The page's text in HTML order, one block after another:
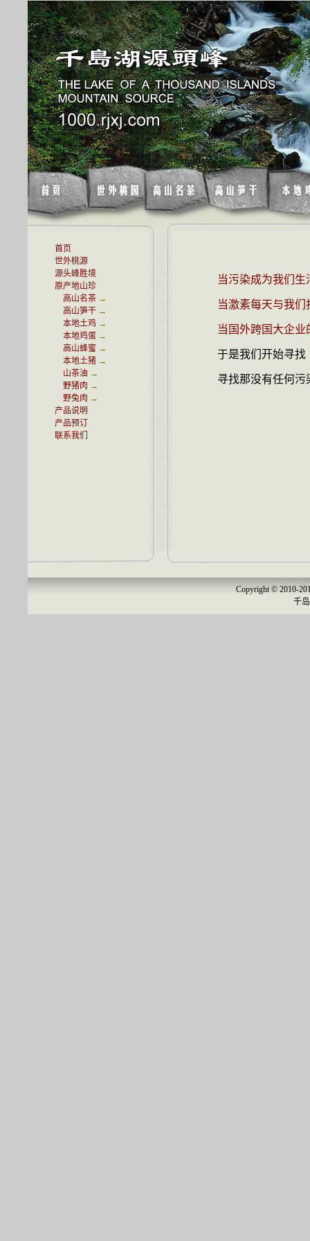
首页
世外桃源
源头峰胜境
原产地山珍
高山名茶 →
高山笋干→
本地土鸡→
本地鸡蛋→
高山蜂蜜 →
本地土猪→
山茶油 →
野猪肉 →
野兔肉 →
产品说明
产品预订
联系我们
当污染成为我们生
当激素每天与我们
当国外跨国大企业
于是我们开始寻找
寻找那没有任何污染
Copyright © 2010-
千